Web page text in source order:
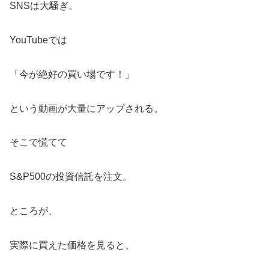
SNSは大騒ぎ。
YouTubeでは
「今が絶好の買い場です！」
という動画が大量にアップされる。
そこで慌てて
S&P500の投資信託を注文。
ところが、
実際に買えた価格を見ると、